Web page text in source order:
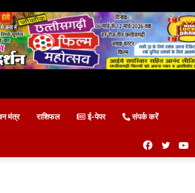
मंत्र राशिफल ई-पेपर संपर्क करें
Facebook